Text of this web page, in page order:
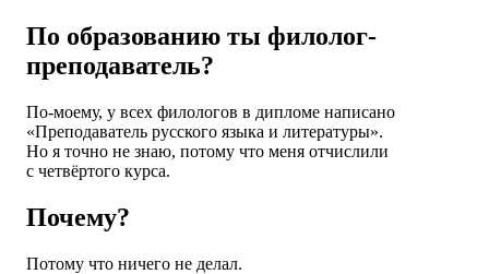
По образованию ты филолог-
преподаватель?
По-моему, у всех филологов в дипломе написано
«Преподаватель русского языка и литературы».
Но я точно не знаю, потому что меня отчислили
с четвёртого курса.
Почему?
Потому что ничего не делал.